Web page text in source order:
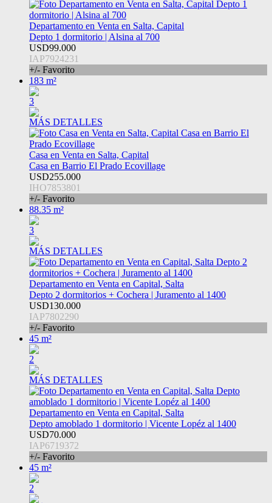
Departamento en Venta en Salta, Capital
Depto 1 dormitorio | Alsina al 700
USD99.000
IAP7924231
+/- Favorito
183 m²
3
MÁS DETALLES
Casa en Venta en Salta, Capital
Casa en Barrio El Prado Ecovillage
USD255.000
IHO7853801
+/- Favorito
88.35 m²
3
MÁS DETALLES
Departamento en Venta en Capital, Salta
Depto 2 dormitorios + Cochera | Juramento al 1400
USD130.000
IAP7802290
+/- Favorito
45 m²
2
MÁS DETALLES
Departamento en Venta en Capital, Salta
Depto amoblado 1 dormitorio | Vicente Lopéz al 1400
USD70.000
IAP6719372
+/- Favorito
45 m²
2